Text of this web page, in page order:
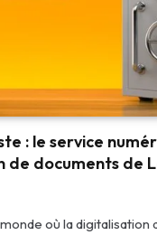
: le service
de documents de
où la digitalisation